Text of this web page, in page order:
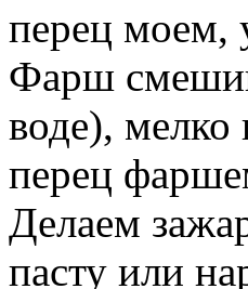
перец моем,
Фарш
воде),
перец
Делаем
пасту или